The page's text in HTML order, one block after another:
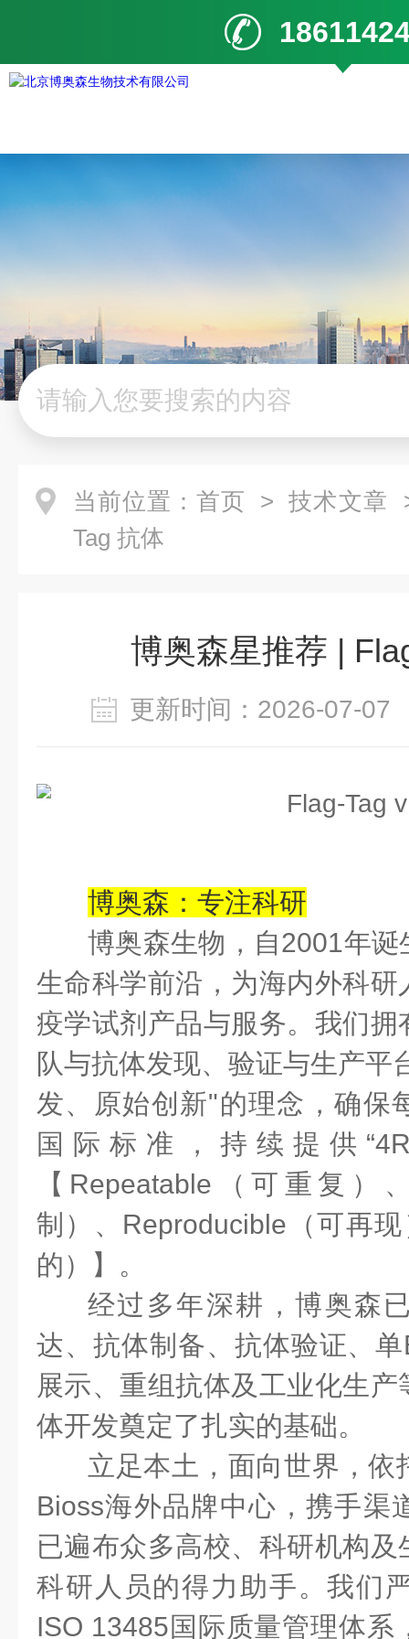
当前位置： 首页 > 技术文章
Tag 抗体
博奥森星推荐 |
更新时间：2026-07-
博奥森：专注科研
博奥森生物，自2001年诞
生命科学前沿，为海内外科
疫学试剂产品与服务。我们
队与抗体发现、验证与生产平
发、原始创新"的理念，确保
国际标准，持续提供“
【 Repeatable （可重复）
制）、 Reproducible （可再
的）】。
经过多年深耕，博奥森
达、抗体制备、抗体验证、单
展示、重组抗体及工业化生
体开发奠定了扎实的基础。
立足本土，面向世界，依
Bioss海外品牌中心，携手渠
已遍布众多高校、科研机构
科研人员的得力助手。我们
ISO 13485国际质量管理体系